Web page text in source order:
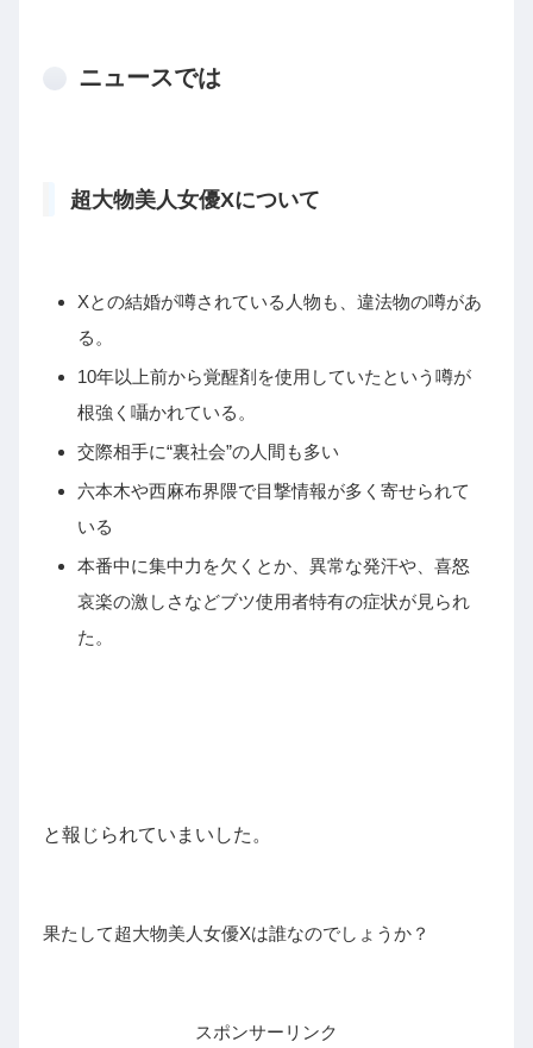
ニュースでは
超大物美人女優Xについて
Xとの結婚が噂されている人物も、違法物の噂があ
る。
10年以上前から覚醒剤を使用していたという噂が
根強く囁かれている。
交際相手に“裏社会”の人間も多い
六本木や西麻布界隈で目撃情報が多く寄せられて
いる
本番中に集中力を欠くとか、異常な発汗や、喜怒
哀楽の激しさなどブツ使用者特有の症状が見られ
た。
と報じられていまいした。
果たして超大物美人女優Xは誰なのでしょうか？
スポンサーリンク